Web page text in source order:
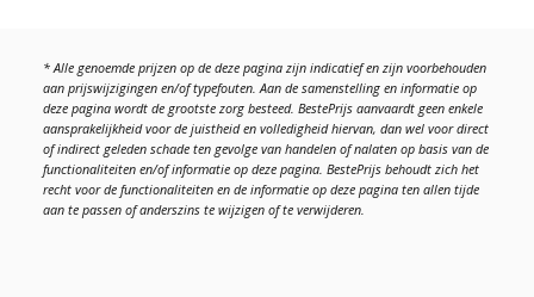
* Alle genoemde prijzen op de deze pagina zijn indicatief en zijn voorbehouden
aan prijswijzigingen en/of typefouten. Aan de samenstelling en informatie op
deze pagina wordt de grootste zorg besteed. BestePrijs aanvaardt geen enkele
aansprakelijkheid voor de juistheid en volledigheid hiervan, dan wel voor direct
of indirect geleden schade ten gevolge van handelen of nalaten op basis van de
functionaliteiten en/of informatie op deze pagina. BestePrijs behoudt zich het
recht voor de functionaliteiten en de informatie op deze pagina ten allen tijde
aan te passen of anderszins te wijzigen of te verwijderen.